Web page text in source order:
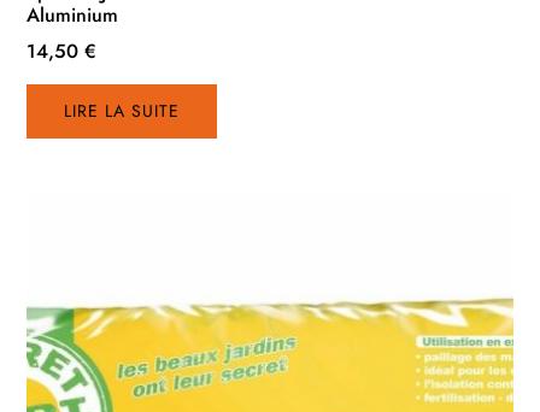
Aluminium
14,50€
LIRE LA SUITE